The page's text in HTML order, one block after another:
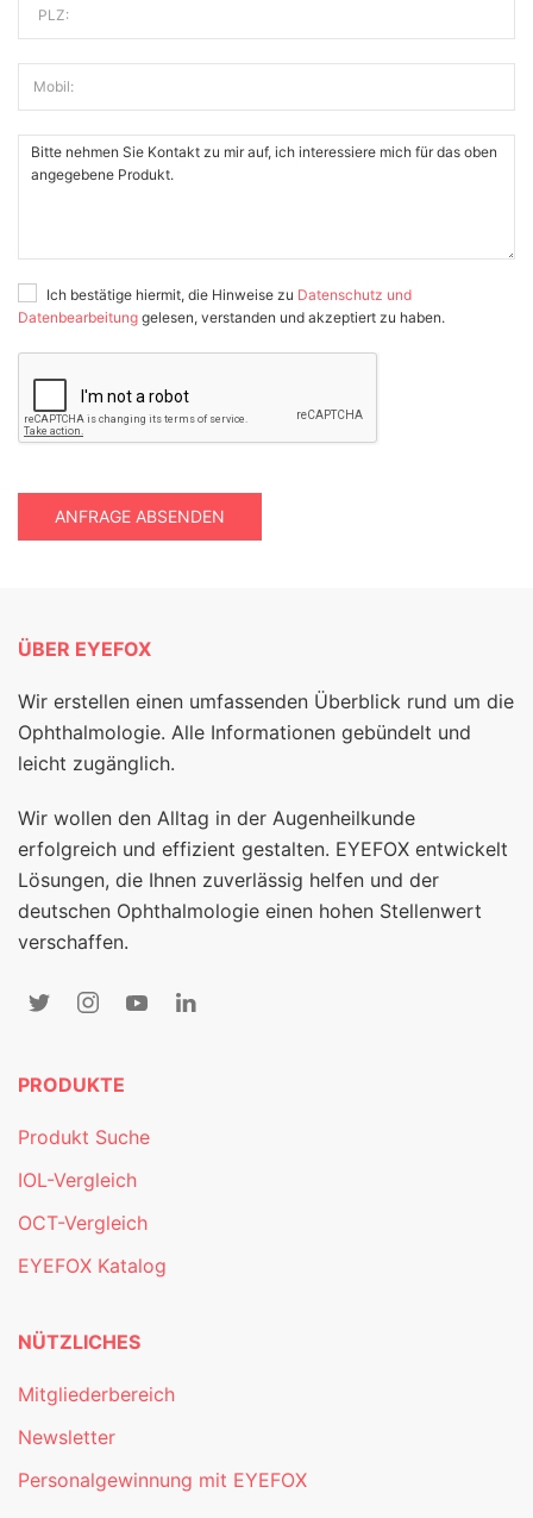
PLZ:
Mobil:
Ich bestätige hiermit, die Hinweise zu Datenschutz und
Datenbearbeitung gelesen, verstanden und akzeptiert zu haben.
ANFRAGE ABSENDEN
ÜBER EYEFOX
Wir erstellen einen umfassenden Überblick rund um die
Ophthalmologie. Alle Informationen gebündelt und
leicht zugänglich.
Wir wollen den Alltag in der Augenheilkunde
erfolgreich und effizient gestalten. EYEFOX entwickelt
Lösungen, die Ihnen zuverlässig helfen und der
deutschen Ophthalmologie einen hohen Stellenwert
verschaffen.
PRODUKTE
Produkt Suche
IOL-Vergleich
OCT-Vergleich
EYEFOX Katalog
NÜTZLICHES
Mitgliederbereich
Newsletter
Personalgewinnung mit EYEFOX